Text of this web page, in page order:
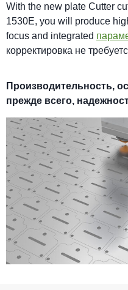
With the new plate Cutter
1530E, you will produce
focus and integrated
корректировка не
Производительность,
прежде всего,